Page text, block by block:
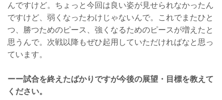
んですけど。ちょっと今回は良い姿が見せられなかったん
ですけど、弱くなったわけじゃないんで。これでまたひと
つ、勝つためのピース、強くなるためのピースが増えたと
思うんで。次戦以降もぜひ起用していただければなと思っ
ています。
ーー試合を終えたばかりですが今後の展望・目標を教えて
ください。